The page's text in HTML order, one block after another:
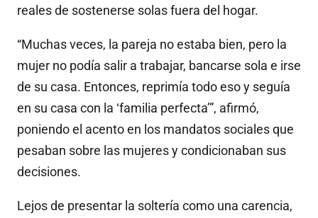
reales de sostenerse solas fuera del hogar.
“Muchas veces, la pareja no estaba bien, pero la
mujer no podía salir a trabajar, bancarse sola e irse
de su casa. Entonces, reprimía todo eso y seguía
en su casa con la ‘familia perfecta’”, afirmó,
poniendo el acento en los mandatos sociales que
pesaban sobre las mujeres y condicionaban sus
decisiones.
Lejos de presentar la soltería como una carencia,